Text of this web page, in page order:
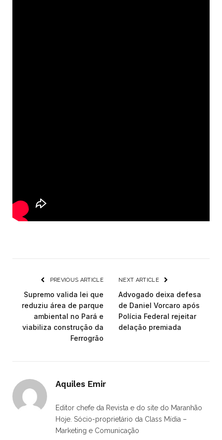
PREVIOUS ARTICLE
Supremo valida lei que
reduziu área de parque
ambiental no Pará e
viabiliza construção da
Ferrogrão
NEXT ARTICLE
Advogado deixa defesa
de Daniel Vorcaro após
Polícia Federal rejeitar
delação premiada
Aquiles Emir
Editor chefe da Revista e do site do Maranhão
Hoje. Sócio-proprietário da Class Mídia –
Marketing e Comunicação